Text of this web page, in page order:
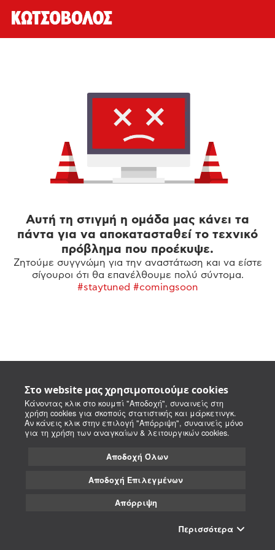
Στο website μας χρησιμοποιούμε cookies
Κάνοντας κλικ στο κουμπί "Αποδοχή", συναινείς στη
χρήση cookies για σκοπούς στατιστικής και μάρκετινγκ.
Αν κάνεις κλικ στην επιλογή "Απόρριψη", συναινείς μόνο
για τη χρήση των αναγκαίων & λειτουργικών cookies.
Αποδοχή Όλων
Αποδοχή Επιλεγμένων
Απόρριψη
Περισσότερα
Αυτή τη στιγμή η ομάδα μας κάνει τα
πάντα για να αποκατασταθεί το τεχνικό
πρόβλημα που προέκυψε.
Ζητούμε συγγνώμη για την αναστάτωση και να είστε
σίγουροι ότι θα επανέλθουμε πολύ σύντομα.
#staytuned #comingsoon